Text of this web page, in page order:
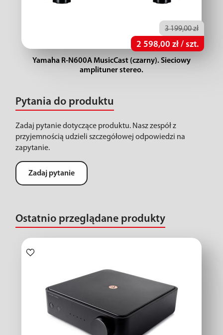
3 199,00 zł
2 598,00 zł / szt.
Yamaha R-N600A MusicCast (czarny). Sieciowy
amplituner stereo.
Pytania do produktu
Zadaj pytanie dotyczące produktu. Nasz zespół z
przyjemnością udzieli szczegółowej odpowiedzi na
zapytanie.
Zadaj pytanie
Ostatnio przeglądane produkty